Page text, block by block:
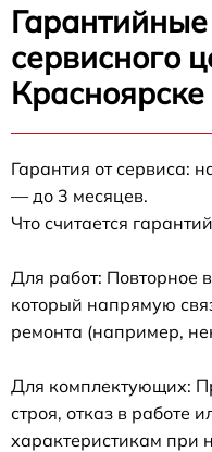
сервисного
Красноярске
Гарантия от сервиса:
— до 3 месяцев.
Что считается
Для работ: Повторное
который напрямую
ремонта (например,
Для комплектующих:
строя, отказ в работе
характеристикам при